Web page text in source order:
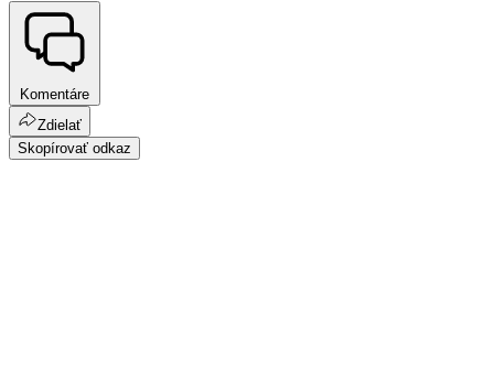
Komentáre
Zdielať
Skopírovať odkaz